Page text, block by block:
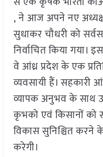
, ने आज अपने नए अध्यक्ष
सुधाकर चौधरी को
निर्वाचित किया गया।
वे आंध्र प्रदेश के एक
व्यवसायी हैं। सहकारी
व्यापक अनुभव के साथ
कृभको एवं किसानों
विकास सुनिश्चित
करेगी।